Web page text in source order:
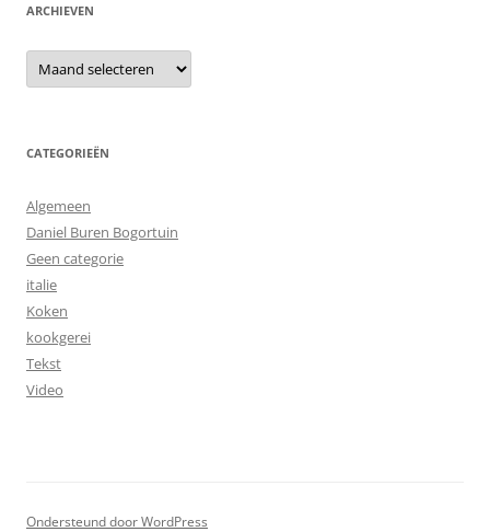
ARCHIEVEN
Archieven
CATEGORIEËN
Algemeen
Daniel Buren Bogortuin
Geen categorie
italie
Koken
kookgerei
Tekst
Video
Ondersteund door WordPress